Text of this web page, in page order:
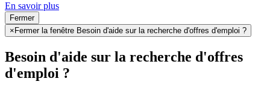
En savoir plus
Fermer
× Fermer la fenêtre Besoin d'aide sur la recherche d'offres d'emploi ?
Besoin d'aide sur la recherche d'offres
d'emploi ?